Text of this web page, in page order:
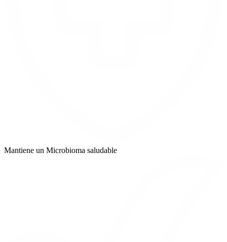
Mantiene un Microbioma saludable